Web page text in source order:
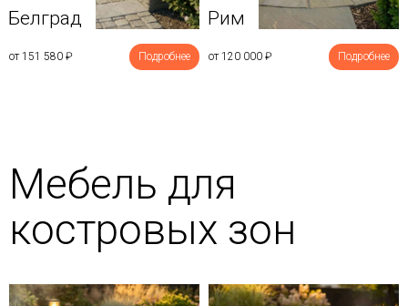
Белград
от 151 580 ₽ Подробнее
Рим
от 120 000 ₽ Подробнее
Мебель для
костровых зон